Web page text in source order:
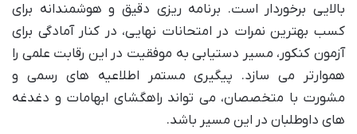
بالایی برخوردار است. برنامه ریزی دقیق و هوشمندانه برای
کسب بهترین نمرات در امتحانات نهایی، در کنار آمادگی برای
آزمون کنکور، مسیر دستیابی به موفقیت در این رقابت علمی را
هموارتر می سازد. پیگیری مستمر اطلاعیه های رسمی و
مشورت با متخصصان، می تواند راهگشای ابهامات و دغدغه
های داوطلبان در این مسیر باشد.